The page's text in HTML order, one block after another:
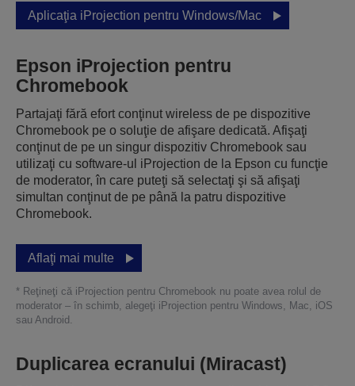
Aplicaţia iProjection pentru Windows/Mac
Epson iProjection pentru
Chromebook
Partajaţi fără efort conţinut wireless de pe dispozitive
Chromebook pe o soluţie de afişare dedicată. Afişaţi
conţinut de pe un singur dispozitiv Chromebook sau
utilizaţi cu software-ul iProjection de la Epson cu funcţie
de moderator, în care puteţi să selectaţi şi să afişaţi
simultan conţinut de pe până la patru dispozitive
Chromebook.
Aflaţi mai multe
* Reţineţi că iProjection pentru Chromebook nu poate avea rolul de
moderator – în schimb, alegeţi iProjection pentru Windows, Mac, iOS
sau Android.
Duplicarea ecranului (Miracast)